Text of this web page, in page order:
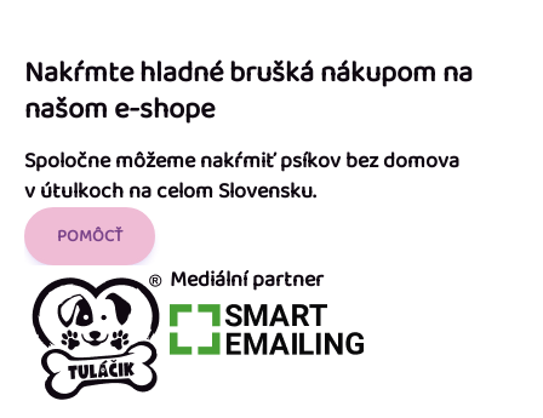
Nakŕmte hladné brušká nákupom na
našom e-shope
Spoločne môžeme nakŕmiť psíkov bez domova
v útulkoch na celom Slovensku.
POMÔCŤ
Mediální partner